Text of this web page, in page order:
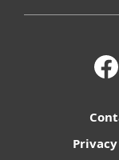
Privacy